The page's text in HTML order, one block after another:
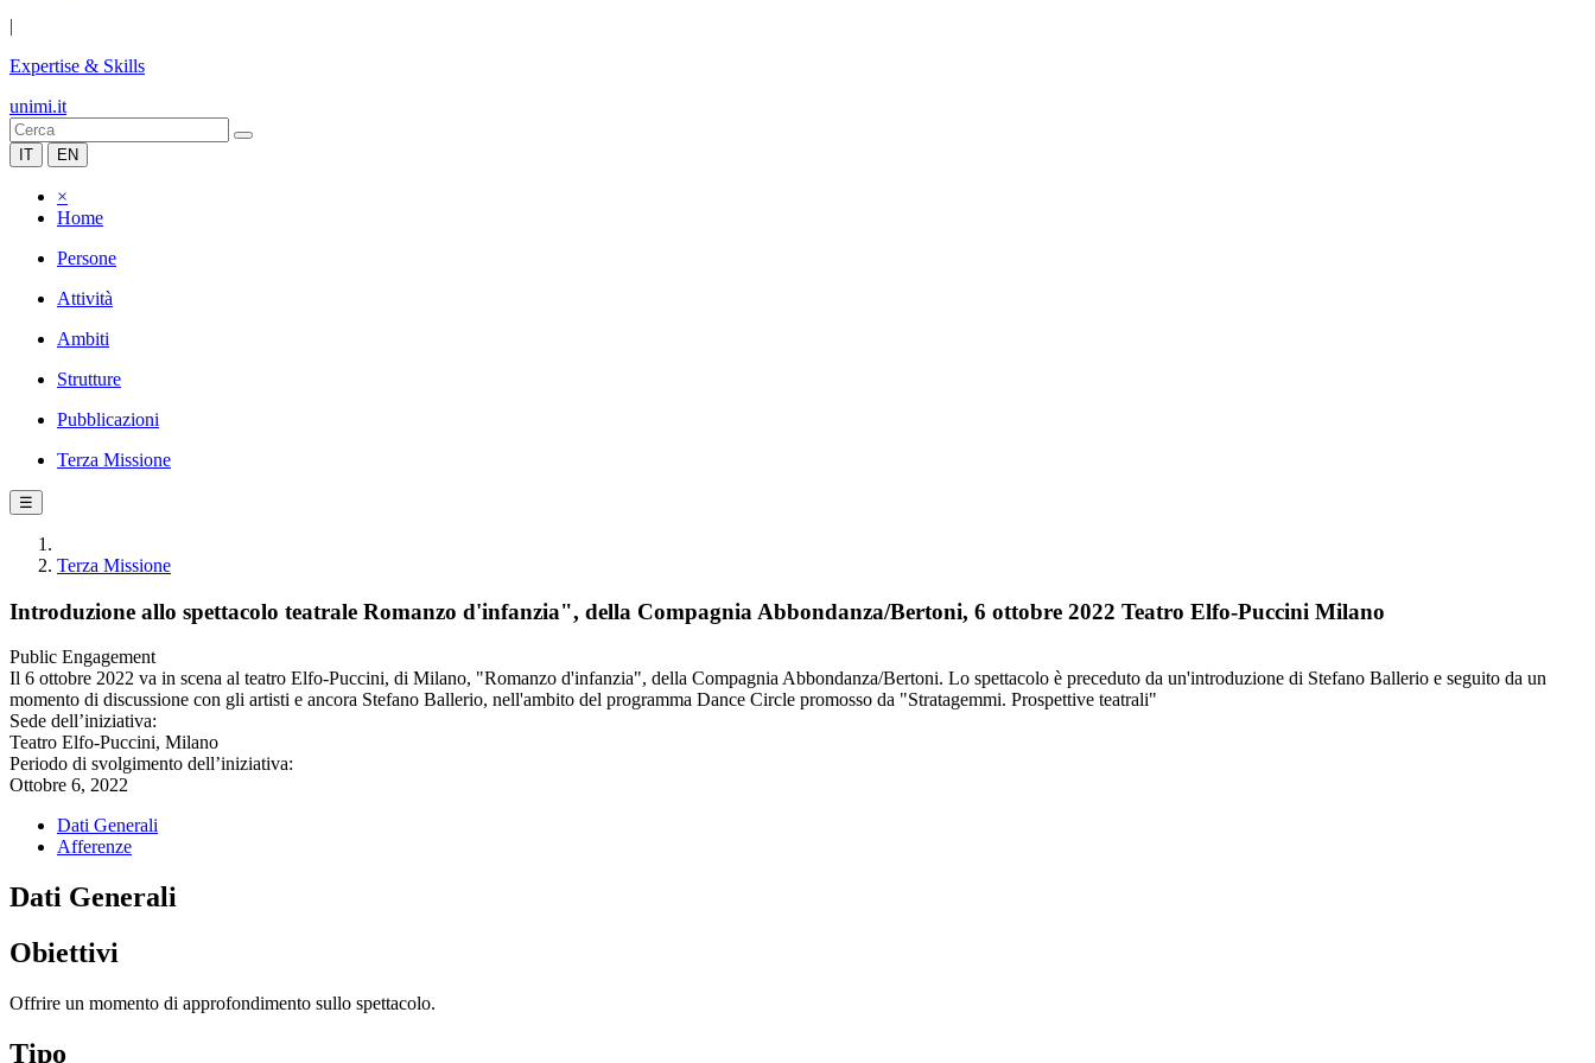
|
Expertise & Skills
unimi.it
IT EN
×
Home
Persone
Attività
Ambiti
Strutture
Pubblicazioni
Terza Missione
☰
Terza Missione
Introduzione allo spettacolo teatrale Romanzo d'infanzia", della Compagnia Abbondanza/Bertoni, 6 ottobre 2022 Teatro Elfo-Puccini Milano
Public Engagement
Il 6 ottobre 2022 va in scena al teatro Elfo-Puccini, di Milano, "Romanzo d'infanzia", della Compagnia Abbondanza/Bertoni. Lo spettacolo è preceduto da un'introduzione di Stefano Ballerio e seguito da un
momento di discussione con gli artisti e ancora Stefano Ballerio, nell'ambito del programma Dance Circle promosso da "Stratagemmi. Prospettive teatrali"
Sede dell’iniziativa:
Teatro Elfo-Puccini, Milano
Periodo di svolgimento dell’iniziativa:
Ottobre 6, 2022
Dati Generali
Afferenze
Dati Generali
Obiettivi
Offrire un momento di approfondimento sullo spettacolo.
Tipo